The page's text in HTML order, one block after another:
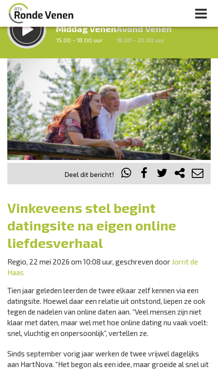
LUISTER LIVE:
Middag Venen
15.00 - 18.00 uur
Avond Venen
18.00 - 20.00 uur
Vorig uur uur 1 van 0 Volgend uur
Inklappen
Deel dit bericht!
Vinkeveens stel begint
datingsite na eigen online
liefdesverhaal
Regio, 22 mei 2026 om 10:08 uur, geschreven door Jorrit de
Haas
Tien jaar geleden leerden de twee elkaar zelf kennen via een
datingsite. Hoewel daar een relatie uit ontstond, liepen ze ook
tegen de nadelen van online daten aan. “Veel mensen zijn niet
klaar met daten, maar wel met hoe online dating nu vaak voelt:
snel, vluchtig en onpersoonlijk”, vertellen ze.
Sinds september vorig jaar werken de twee vrijwel dagelijks
aan HartNova. “Het begon als een idee, maar groeide al snel uit